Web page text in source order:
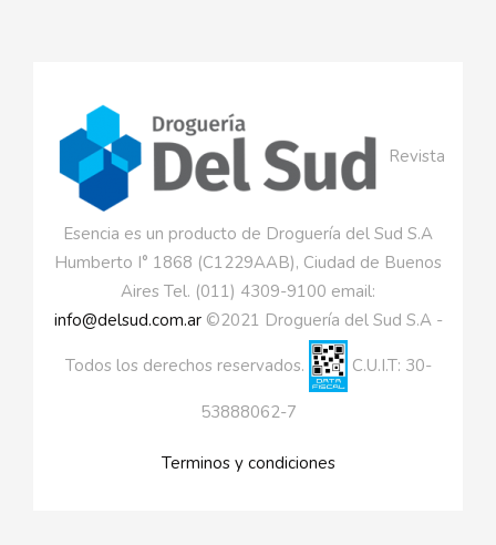
Revista
Esencia es un producto de Droguería del Sud S.A
Humberto I° 1868 (C1229AAB), Ciudad de Buenos
Aires Tel. (011) 4309-9100 email:
info@delsud.com.ar©2021 Droguería del Sud S.A -
Todos los derechos reservados. C.U.I.T: 30-
53888062-7
Terminos y condiciones